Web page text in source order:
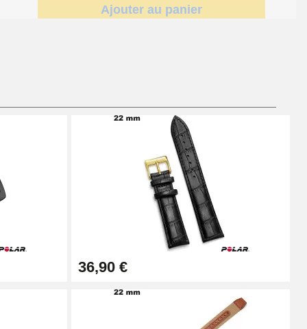
Ajouter au panier
Ajouter au panier
Ajouter au panier
Ajouter au panier
36,90 €